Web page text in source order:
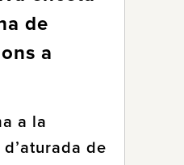
de
a
a la
de